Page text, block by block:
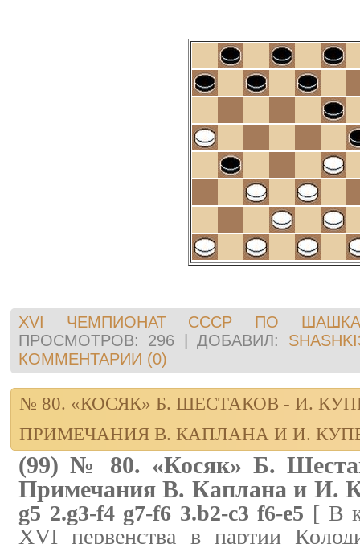
XVI ЧЕМПИОНАТ СССР ПО
ПРОСМОТРОВ:
296 |ДОБАВИЛ:
КОММЕНТАРИИ (0)
№ 80. «КОСЯК» Б. ШЕСТАКОВ - И.
ПРИМЕЧАНИЯ В. КАПЛАНА И И.
(99) № 80. «Косяк» Б.
Примечания В. Каплана и И.
g5 2.g3-f4 g7-f6 3.b2-c3 f6-e5 [ В
XVI первенства в партии